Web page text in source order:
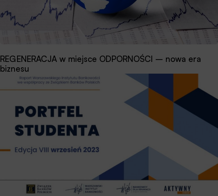
REGENERACJA w miejsce ODPORNOŚCI – nowa era
biznesu